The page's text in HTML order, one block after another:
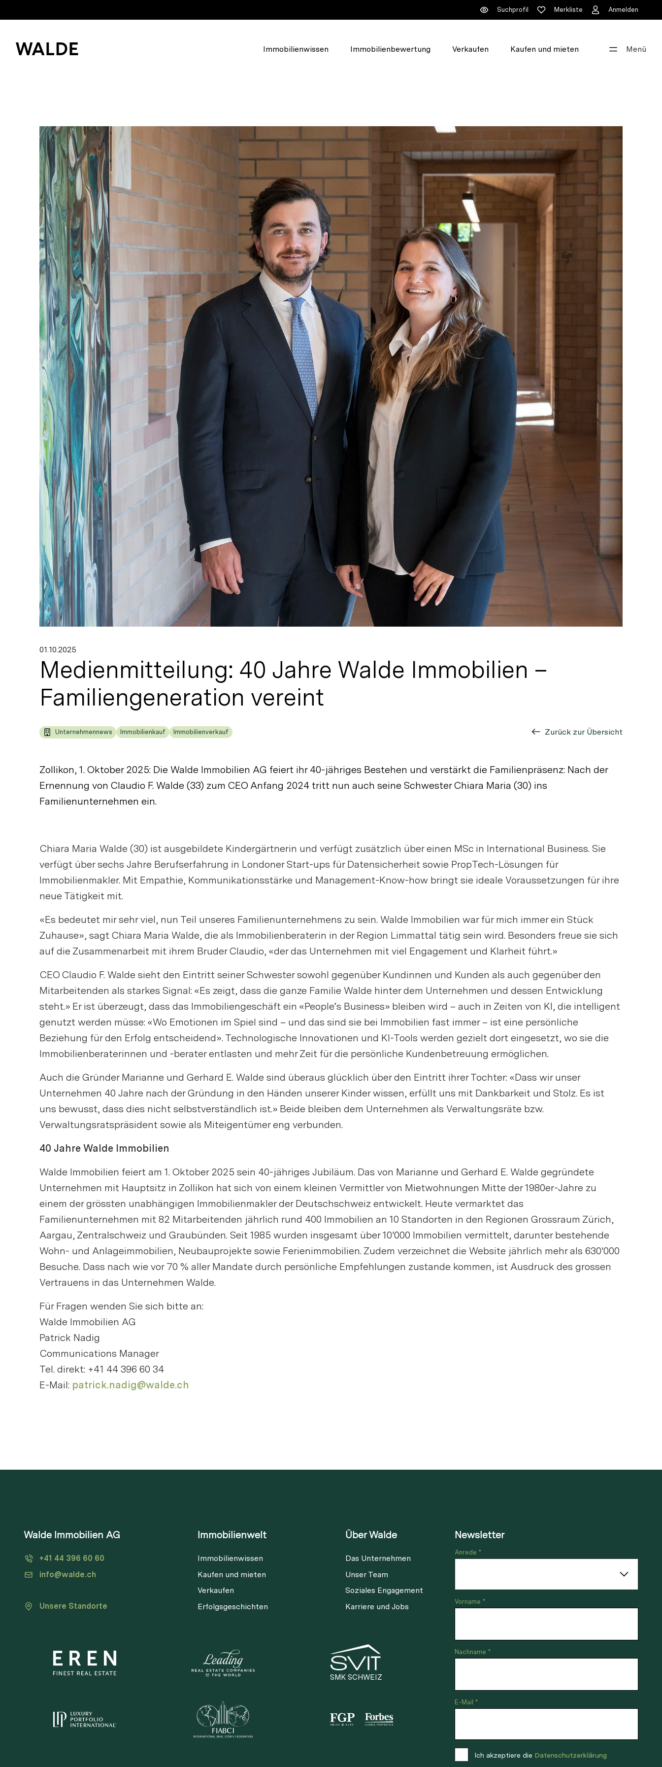
Suchprofil Merkliste Anmelden
Immobilienwissen Immobilienbewertung Verkaufen Kaufen und mieten Menü
Kaufen und mieten
Verkaufen
Erfolgsgeschichten
Unser Team
info@walde.ch
Unsere Standorte
Bitte anmelden, um
Merkliste zu erstellen.
Login
01.10.2025
Medienmitteilung: 40 Jahre Walde Immobilien –
Familiengeneration vereint
Unternehmennews Immobilienkauf Immobilienverkauf Zurück zur Übersicht
Zollikon, 1. Oktober 2025: Die Walde Immobilien AG feiert ihr 40-jähriges Bestehen und verstärkt die Familienpräsenz: Nach der
Ernennung von Claudio F. Walde (33) zum CEO Anfang 2024 tritt nun auch seine Schwester Chiara Maria (30) ins
Familienunternehmen ein.
Chiara Maria Walde (30) ist ausgebildete Kindergärtnerin und verfügt zusätzlich über einen MSc in International Business. Sie
verfügt über sechs Jahre Berufserfahrung in Londoner Start-ups für Datensicherheit sowie PropTech-Lösungen für
Immobilienmakler. Mit Empathie, Kommunikationsstärke und Management-Know-how bringt sie ideale Voraussetzungen für ihre
neue Tätigkeit mit.
«Es bedeutet mir sehr viel, nun Teil unseres Familienunternehmens zu sein. Walde Immobilien war für mich immer ein Stück
Zuhause», sagt Chiara Maria Walde, die als Immobilienberaterin in der Region Limmattal tätig sein wird. Besonders freue sie sich
auf die Zusammenarbeit mit ihrem Bruder Claudio, «der das Unternehmen mit viel Engagement und Klarheit führt.»
CEO Claudio F. Walde sieht den Eintritt seiner Schwester sowohl gegenüber Kundinnen und Kunden als auch gegenüber den
Mitarbeitenden als starkes Signal: «Es zeigt, dass die ganze Familie Walde hinter dem Unternehmen und dessen Entwicklung
steht.» Er ist überzeugt, dass das Immobiliengeschäft ein «People’s Business» bleiben wird – auch in Zeiten von KI, die intelligent
genutzt werden müsse: «Wo Emotionen im Spiel sind – und das sind sie bei Immobilien fast immer – ist eine persönliche
Beziehung für den Erfolg entscheidend». Technologische Innovationen und KI-Tools werden gezielt dort eingesetzt, wo sie die
Immobilienberaterinnen und -berater entlasten und mehr Zeit für die persönliche Kundenbetreuung ermöglichen.
Auch die Gründer Marianne und Gerhard E. Walde sind überaus glücklich über den Eintritt ihrer Tochter: «Dass wir unser
Unternehmen 40 Jahre nach der Gründung in den Händen unserer Kinder wissen, erfüllt uns mit Dankbarkeit und Stolz. Es ist
uns bewusst, dass dies nicht selbstverständlich ist.» Beide bleiben dem Unternehmen als Verwaltungsräte bzw.
Verwaltungsratspräsident sowie als Miteigentümer eng verbunden.
40 Jahre Walde Immobilien
Walde Immobilien feiert am 1. Oktober 2025 sein 40-jähriges Jubiläum. Das von Marianne und Gerhard E. Walde gegründete
Unternehmen mit Hauptsitz in Zollikon hat sich von einem kleinen Vermittler von Mietwohnungen Mitte der 1980er-Jahre zu
einem der grössten unabhängigen Immobilienmakler der Deutschschweiz entwickelt. Heute vermarktet das
Familienunternehmen mit 82 Mitarbeitenden jährlich rund 400 Immobilien an 10 Standorten in den Regionen Grossraum Zürich,
Aargau, Zentralschweiz und Graubünden. Seit 1985 wurden insgesamt über 10'000 Immobilien vermittelt, darunter bestehende
Wohn- und Anlageimmobilien, Neubauprojekte sowie Ferienimmobilien. Zudem verzeichnet die Website jährlich mehr als 630'000
Besuche. Dass nach wie vor 70 % aller Mandate durch persönliche Empfehlungen zustande kommen, ist Ausdruck des grossen
Vertrauens in das Unternehmen Walde.
Für Fragen wenden Sie sich bitte an:
Walde Immobilien AG
Patrick Nadig
Communications Manager
Tel. direkt: +41 44 396 60 34
E-Mail: patrick.nadig@walde.ch
Walde Immobilien AG
+41 44 396 60 60
info@walde.ch
Unsere Standorte
Immobilienwelt
Immobilienwissen
Kaufen und mieten
Verkaufen
Erfolgsgeschichten
Über Walde
Das Unternehmen
Unser Team
Soziales Engagement
Karriere und Jobs
SMK SCHWEIZ
Newsletter
Anrede *
Vorname *
Nachname *
E-Mail *
Ich akzeptiere die Datenschutzerklärung
Medienmitteilung: 40 Jahre
Walde Immobilien –
Familiengeneration vereint
Via Link
Link kopieren
Direkt teilen